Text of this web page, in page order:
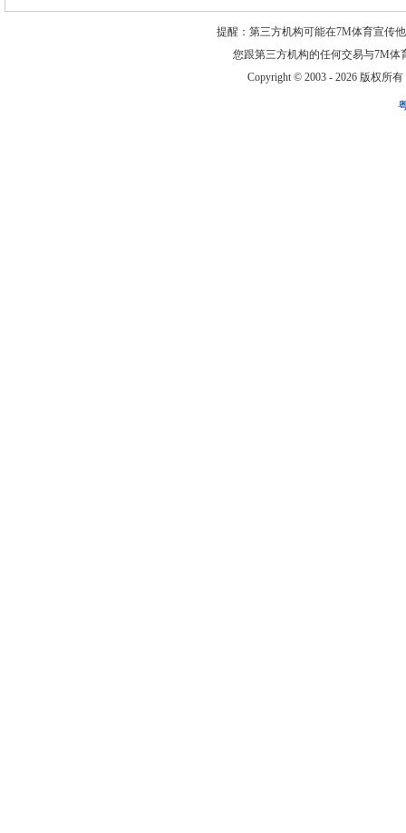
提醒：第三方机构可能在7M体育宣传
您跟第三方机构的任何交易与7M
Copyright © 2003 - 2026 版权所有